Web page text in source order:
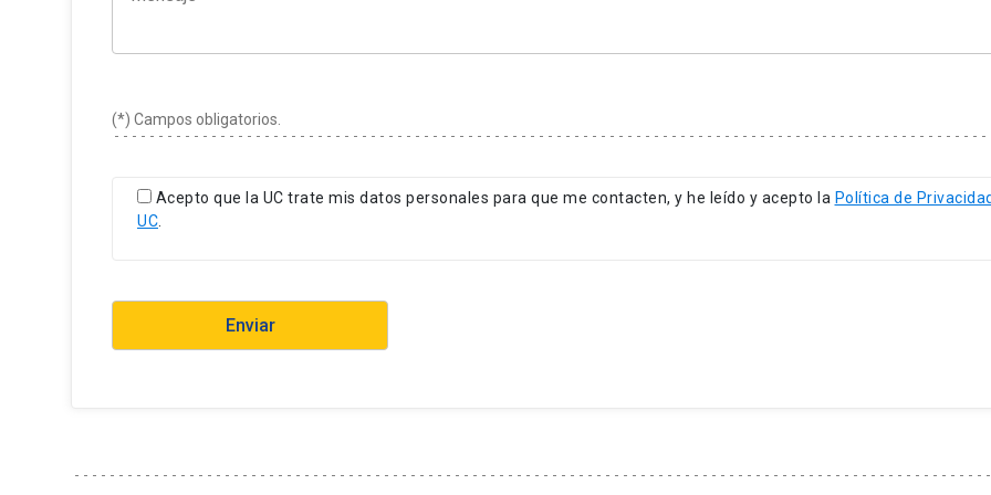
(*) Campos obligatorios.
Acepto que la UC trate mis datos personales para que me contacten, y he leído y acepto la Política de
UC.